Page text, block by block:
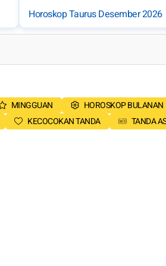
Horoskop Taurus Desember 2026
MINGGUAN
HOROSKOP BULANAN
KECOCOKAN TANDA TANDA